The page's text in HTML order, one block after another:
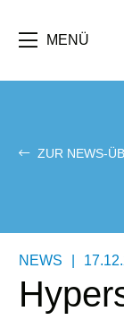
Inhalt
MENÜ
ZUR NEWS-
NEWS